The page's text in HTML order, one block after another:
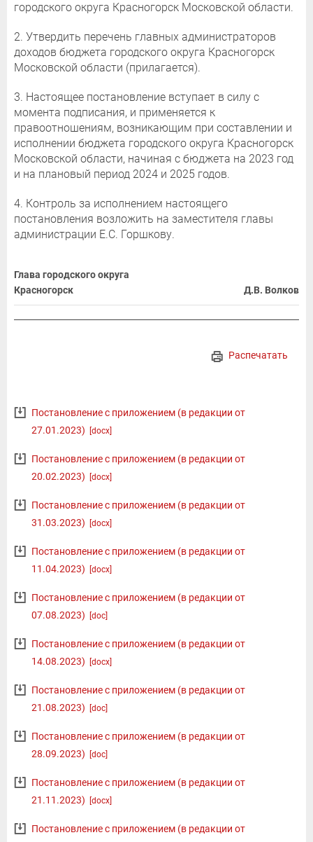
городского округа Красногорск Московской области.
2. Утвердить перечень главных администраторов
доходов бюджета городского округа Красногорск
Московской области (прилагается).
3. Настоящее постановление вступает в силу с
момента подписания, и применяется к
правоотношениям, возникающим при составлении и
исполнении бюджета городского округа Красногорск
Московской области, начиная с бюджета на 2023 год
и на плановый период 2024 и 2025 годов.
4. Контроль за исполнением настоящего
постановления возложить на заместителя главы
администрации Е.С. Горшкову.
Глава городского округа
Красногорск
Д.В. Волков
Распечатать
Постановление с приложением (в редакции от
27.01.2023)
[docx]
Постановление с приложением (в редакции от
20.02.2023)
[docx]
Постановление с приложением (в редакции от
31.03.2023)
[docx]
Постановление с приложением (в редакции от
11.04.2023)
[docx]
Постановление с приложением (в редакции от
07.08.2023)
[doc]
Постановление с приложением (в редакции от
14.08.2023)
[docx]
Постановление с приложением (в редакции от
21.08.2023)
[doc]
Постановление с приложением (в редакции от
28.09.2023)
[doc]
Постановление с приложением (в редакции от
21.11.2023)
[docx]
Постановление с приложением (в редакции от